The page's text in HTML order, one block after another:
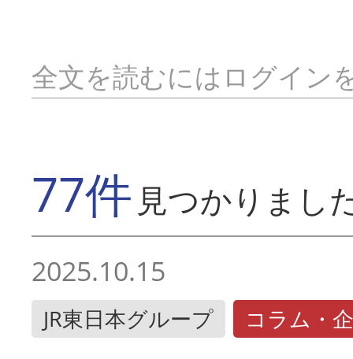
全文を読むにはログイン
77件 見つかりまし
2025.10.15
JR東日本グループ コラム・